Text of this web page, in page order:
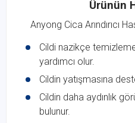
Ürünün
Anyong Cica Arındırıcı
Cildi nazikçe
yardımcı olur.
Cildin yatışmasına
Cildin daha aydınlık
bulunur.